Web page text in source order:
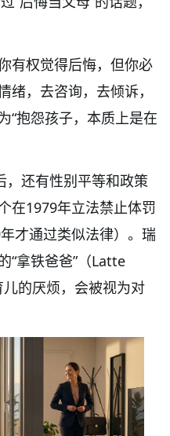
有权觉得后悔，但你必
绪，去咨询，去倾诉，
“抱怨孩子，本质上是在
，还有性别平等和政策
在1979年立法禁止体罚
才通过类似法律）。瑞
拿铁爸爸”（Latte
的厌烦，会被视为对